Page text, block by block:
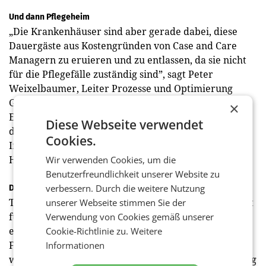
Und dann Pflegeheim
„Die Krankenhäuser sind aber gerade dabei, diese
Dauergäste aus Kostengründen von Case and Care
Managern zu eruieren und zu entlassen, da sie nicht
für die Pflegefälle zuständig sind”, sagt Peter
Weixelbaumer, Leiter Prozesse und Optimierung
Gesundheits-, Pflege- und OP-Bereich der
Einkaufsgemeinschaft für niedergelassene Ärzte und
das Gesundheitswesen MMI Medical Management
International GmbH. Was nun? „Bei vielen folgt das
Hilfswerk als erste Anlaufstelle”, ergänzt Manzl.
Die Zukunft unserer Zukunft
Trotzdem gibt es schon einige Puzzlesteine, die uns fit
für die Zukunft machen – zum Beispiel das dem Alter
entsprechende Wohnumfeld, empfindet
Feichtenschlager als wesentlich. Weixelbaumer
wiederum sieht moderne Ansätze im Pflegeheim­alltag
×
Diese Webseite verwendet
Cookies.
Wir verwenden Cookies, um die
Benutzerfreundlichkeit unserer Website zu
verbessern. Durch die weitere Nutzung
unserer Webseite stimmen Sie der
Verwendung von Cookies gemäß unserer
Cookie-Richtlinie zu.Weitere
Informationen